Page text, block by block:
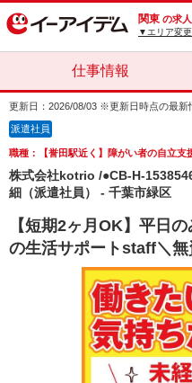
関東 の求人
▼エリア変更
仕事情報
更新日：2026/08/03 ※更新日時点の最新
派遣社員
職種：【誉田駅近く】障がい者の自立
株式会社kotrio /●CB-H-
細（派遣社員） - 千葉市緑区
【短期2ヶ月OK】平日
の生活サポートstaff＼